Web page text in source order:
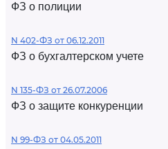
ФЗ о полиции
N 402-ФЗ от 06.12.2011
ФЗ о бухгалтерском учете
N 135-ФЗ от 26.07.2006
ФЗ о защите конкуренции
N 99-ФЗ от 04.05.2011